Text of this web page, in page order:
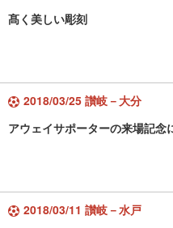
髙く美しい彫刻
2018/03/25 讃岐－大分
アウェイサポーターの来場記念
2018/03/11 讃岐－水戸